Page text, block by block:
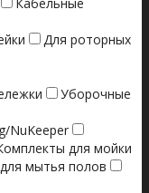
Для роторных
Уборочные
NuKeeper
для мойки
мытья полов